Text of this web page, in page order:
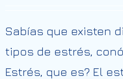
Sabías que existen
tipos de estrés,
Estrés, que es? El